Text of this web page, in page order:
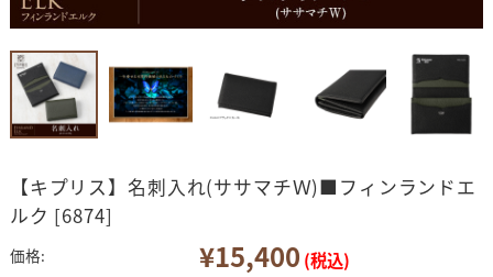
【キプリス】名刺入れ(ササマチＷ)■フィンランドエ
ルク [6874]
価格: ¥15,400 (税込)